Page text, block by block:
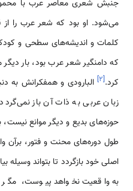
می‌شود. او بود که شعر عرب را از
کلمات و اندیشه‌های سطحی و
که دامنگیر شعر عرب بود، بار دیگر
کرد.[۲] البارودی و همفکرانش به
زبان عربی به ذات آن باز
حوزه‌های بدیع و دیگر موانع
طول دوره‌های محنت و فتور، برآن
اصلی خود بازگردد تا بتواند
به واقعیت نخواهد پیوست، مگر